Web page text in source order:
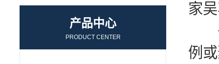
家
今
例
产品中心
PRODUCT CENTER